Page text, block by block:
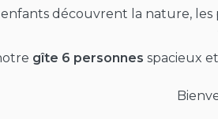
enfants découvrent la nature,
gîte 6 personnes spacieux